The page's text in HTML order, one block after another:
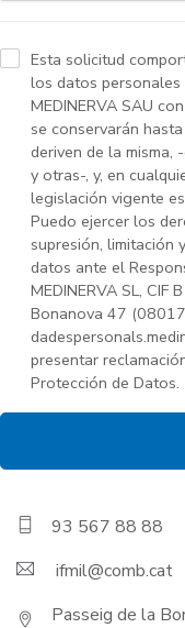
Esta solicitud
los datos
MEDINERVA SAU
se conservarán
deriven de la misma,
y otras-, y, en
legislación vigente
Puedo ejercer los
supresión, limitación
datos ante el
MEDINERVA SL,
Bonanova 47
presentar
Protección de Datos.
93 567 88 88
ifmil
Passeig de la